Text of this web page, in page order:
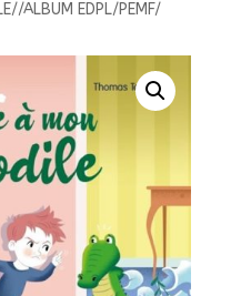
ALBUM EDPL/PEMF/